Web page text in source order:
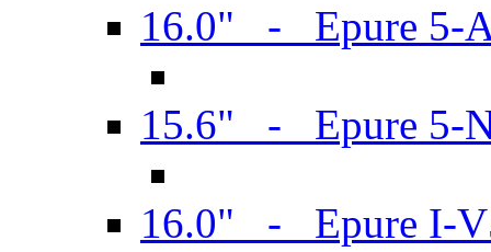
16.0" - Epure 5-
15.6" - Epure 5-
16.0" - Epure I-